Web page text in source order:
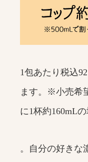
1包あたり税込
ます。※小売希
に1杯約160mL
。自分の好きな